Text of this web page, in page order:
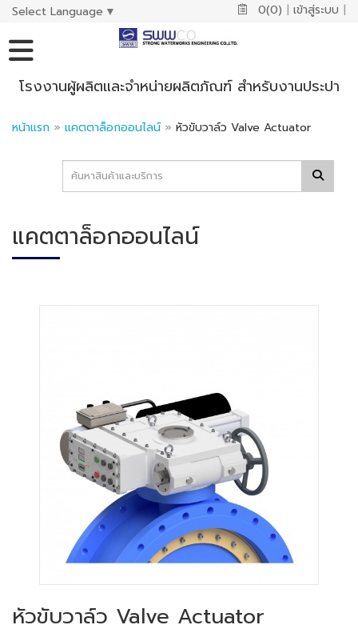
Select Language ▼ 0(0) | เข้าสู่ระบบ |
โรงงานผู้ผลิตและจำหน่ายผลิตภัณฑ์ สำหรับงานประปา
หน้าแรก » แคตตาล็อกออนไลน์ » หัวขับวาล์ว Valve Actuator
แคตตาล็อกออนไลน์
หัวขับวาล์ว Valve Actuator